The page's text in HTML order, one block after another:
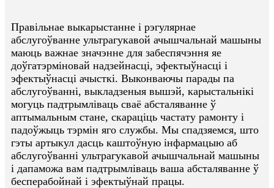
Правільнае выкарыстанне і рэгулярнае
абслугоўванне ультрагукавой ачышчальнай машыны
маюць важнае значэнне для забеспячэння яе
доўгатэрміновай надзейнасці, эфектыўнасці і
эфектыўнасці ачысткі. Выконваючы парады па
абслугоўванні, выкладзеныя вышэй, карыстальнікі
могуць падтрымліваць сваё абсталяванне ў
аптымальным стане, скараціць частату рамонту і
падоўжыць тэрмін яго службы. Мы спадзяемся, што
гэты артыкул дасць каштоўную інфармацыю аб
абслугоўванні ультрагукавой ачышчальнай машыны
і дапаможа вам падтрымліваць ваша абсталяванне ў
бесперабойнай і эфектыўнай працы.